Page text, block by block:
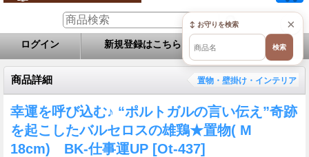
ログイン 新規登録はこちら お問い合せ
商品詳細 置物・壁掛け・インテリア
幸運を呼び込む♪ “ポルトガルの言い伝え”奇跡
を起こしたバルセロスの雄鶏★置物( M
18cm) BK-仕事運UP [Ot-437]
×
↕ お守りを検索
検索